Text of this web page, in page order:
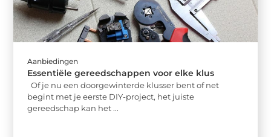
Aanbiedingen
Essentiële gereedschappen voor elke klus
Of je nu een doorgewinterde klusser bent of net
begint met je eerste DIY-project, het juiste
gereedschap kan het ...